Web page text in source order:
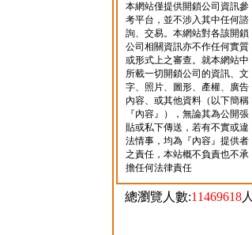
本網站僅提供開鎖公司資訊參
考平台，並不涉入其中任何諮
詢、交易。本網站對各該開鎖
公司相關資訊亦不作任何實質
或形式上之審查。就本網站中
所載一切開鎖公司的資訊、文
字、照片、圖形、產權、廣告
內容、或其他資料（以下簡稱
『內容』），無論其為公開張
貼或私下傳送，若有不實或違
法情事，均為『內容』提供者
之責任，本站概不負責也不承
擔任何法律責任
總瀏覽人數:11469618人